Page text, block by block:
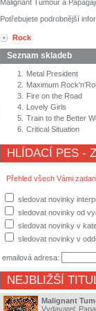
Malignant Tumour a
Potřebujete podrobnější
Rock
Seznam skladeb
1.
Metal President
2.
Maximum
3.
Fire on the Road
4.
Lovely Girls
5. Train to the Better
6. Critical Situation
HLÍDACÍ PES -
Přehled všech Vámi
sledovat novinky
sledovat novinky od
sledovat novinky v
sledovat novinky v
emailová adresa:
NEJBLIŽŠÍ
Malignant
Vydavatel: